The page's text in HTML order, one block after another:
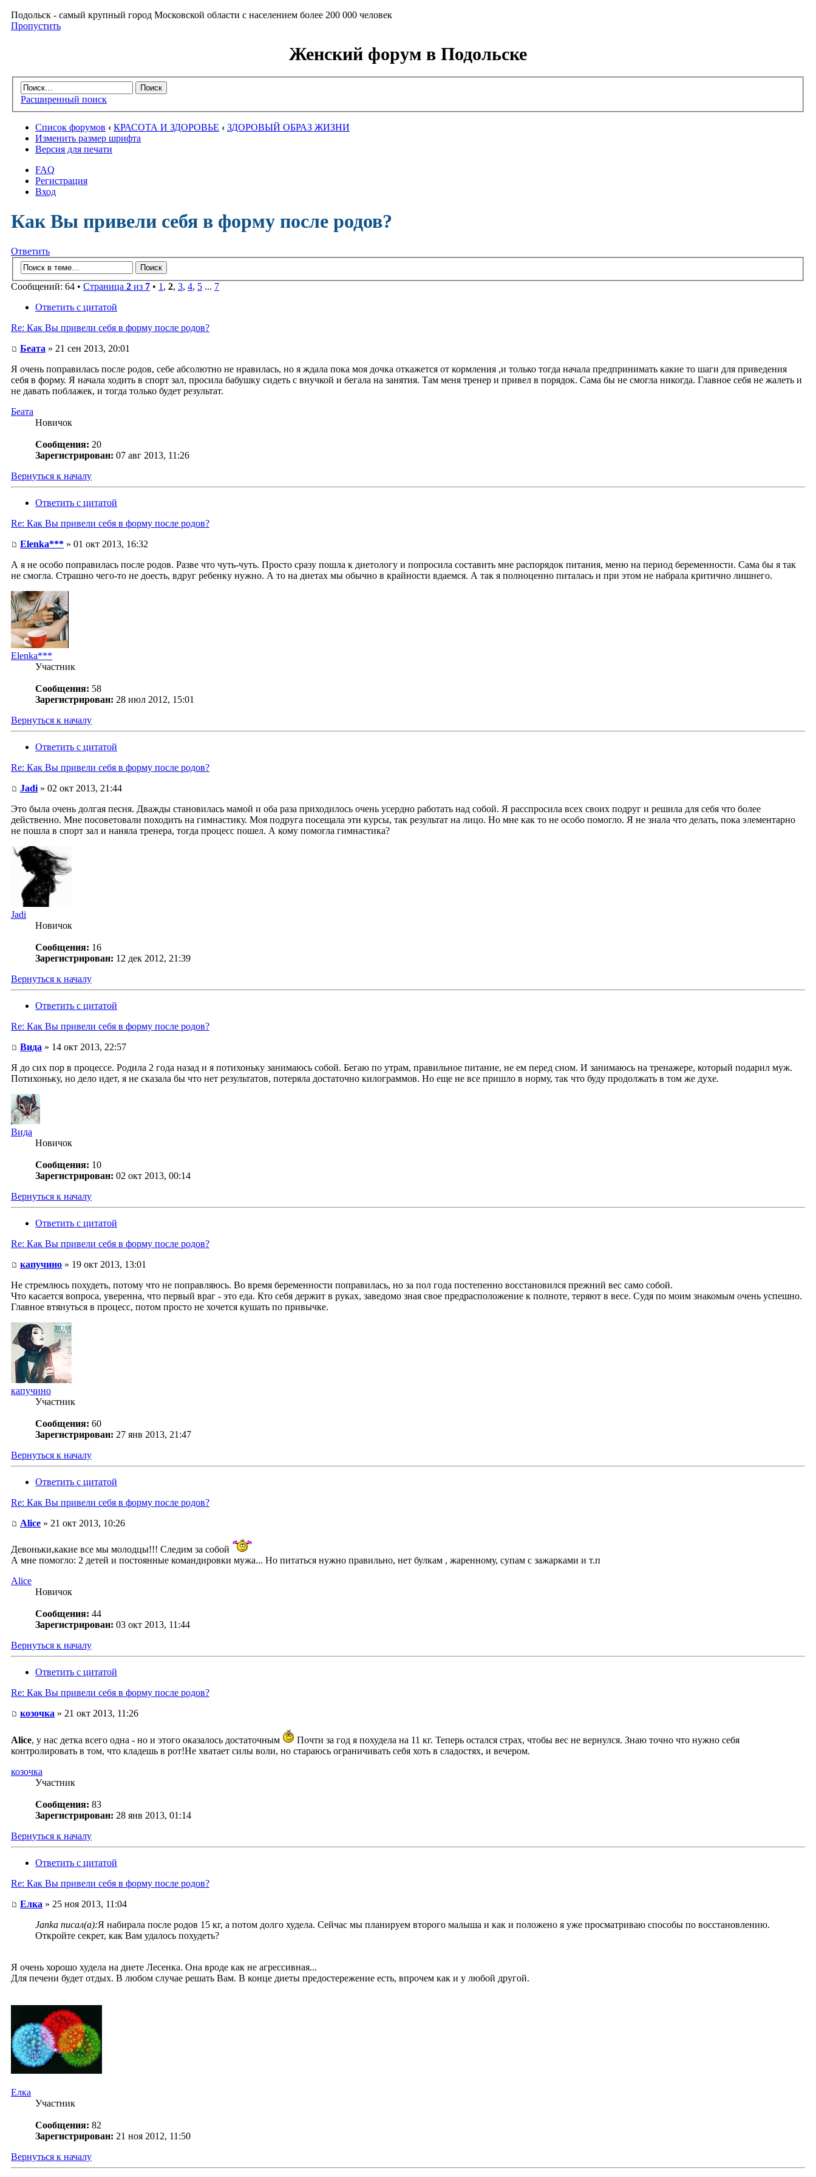
Подольск - самый крупный город Московской области с населением более 200 000 человек
Пропустить
Женский форум в Подольске
Расширенный поиск
Список форумов ‹ КРАСОТА И ЗДОРОВЬЕ ‹ ЗДОРОВЫЙ ОБРАЗ ЖИЗНИ
Изменить размер шрифта
Версия для печати
FAQ
Регистрация
Вход
Как Вы привели себя в форму после родов?
Ответить
Сообщений: 64 • Страница 2 из 7 • 1 , 2, 3, 4, 5 ... 7
Ответить с цитатой
Re: Как Вы привели себя в форму после родов?
Беата » 21 сен 2013, 20:01
Я очень поправилась после родов, себе абсолютно не нравилась, но я ждала пока моя дочка откажется от кормления ,и только тогда начала предпринимать какие то шаги для приведения
себя в форму. Я начала ходить в спорт зал, просила бабушку сидеть с внучкой и бегала на занятия. Там меня тренер и привел в порядок. Сама бы не смогла никогда. Главное себя не жалеть и
не давать поблажек, и тогда только будет результат.
Беата
Новичок
Сообщения: 20
Зарегистрирован: 07 авг 2013, 11:26
Вернуться к началу
Ответить с цитатой
Re: Как Вы привели себя в форму после родов?
Elenka*** » 01 окт 2013, 16:32
А я не особо поправилась после родов. Разве что чуть-чуть. Просто сразу пошла к диетологу и попросила составить мне распорядок питания, меню на период беременности. Сама бы я так
не смогла. Страшно чего-то не доесть, вдруг ребенку нужно. А то на диетах мы обычно в крайности вдаемся. А так я полноценно питалась и при этом не набрала критично лишнего.
Elenka***
Участник
Сообщения: 58
Зарегистрирован: 28 июл 2012, 15:01
Вернуться к началу
Ответить с цитатой
Re: Как Вы привели себя в форму после родов?
Jadi » 02 окт 2013, 21:44
Это была очень долгая песня. Дважды становилась мамой и оба раза приходилось очень усердно работать над собой. Я расспросила всех своих подруг и решила для себя что более
действенно. Мне посоветовали походить на гимнастику. Моя подруга посещала эти курсы, так результат на лицо. Но мне как то не особо помогло. Я не знала что делать, пока элементарно
не пошла в спорт зал и наняла тренера, тогда процесс пошел. А кому помогла гимнастика?
Jadi
Новичок
Сообщения: 16
Зарегистрирован: 12 дек 2012, 21:39
Вернуться к началу
Ответить с цитатой
Re: Как Вы привели себя в форму после родов?
Вида » 14 окт 2013, 22:57
Я до сих пор в процессе. Родила 2 года назад и я потихоньку занимаюсь собой. Бегаю по утрам, правильное питание, не ем перед сном. И занимаюсь на тренажере, который подарил муж.
Потихоньку, но дело идет, я не сказала бы что нет результатов, потеряла достаточно килограммов. Но еще не все пришло в норму, так что буду продолжать в том же духе.
Вида
Новичок
Сообщения: 10
Зарегистрирован: 02 окт 2013, 00:14
Вернуться к началу
Ответить с цитатой
Re: Как Вы привели себя в форму после родов?
капучино » 19 окт 2013, 13:01
Не стремлюсь похудеть, потому что не поправляюсь. Во время беременности поправилась, но за пол года постепенно восстановился прежний вес само собой.
Что касается вопроса, уверенна, что первый враг - это еда. Кто себя держит в руках, заведомо зная свое предрасположение к полноте, теряют в весе. Судя по моим знакомым очень успешно.
Главное втянуться в процесс, потом просто не хочется кушать по привычке.
капучино
Участник
Сообщения: 60
Зарегистрирован: 27 янв 2013, 21:47
Вернуться к началу
Ответить с цитатой
Re: Как Вы привели себя в форму после родов?
Alice » 21 окт 2013, 10:26
Девоньки,какие все мы молодцы!!! Следим за собой
А мне помогло: 2 детей и постоянные командировки мужа... Но питаться нужно правильно, нет булкам , жаренному, супам с зажарками и т.п
Alice
Новичок
Сообщения: 44
Зарегистрирован: 03 окт 2013, 11:44
Вернуться к началу
Ответить с цитатой
Re: Как Вы привели себя в форму после родов?
козочка » 21 окт 2013, 11:26
Alice, у нас детка всего одна - но и этого оказалось достаточным
Почти за год я похудела на 11 кг. Теперь остался страх, чтобы вес не вернулся. Знаю точно что нужно себя
контролировать в том, что кладешь в рот!Не хватает силы воли, но стараюсь ограничивать себя хоть в сладостях, и вечером.
козочка
Участник
Сообщения: 83
Зарегистрирован: 28 янв 2013, 01:14
Вернуться к началу
Ответить с цитатой
Re: Как Вы привели себя в форму после родов?
Елка » 25 ноя 2013, 11:04
Janka писал(а):Я набирала после родов 15 кг, а потом долго худела. Сейчас мы планируем второго малыша и как и положено я уже просматриваю способы по восстановлению.
Откройте секрет, как Вам удалось похудеть?
Я очень хорошо худела на диете Лесенка. Она вроде как не агрессивная...
Для печени будет отдых. В любом случае решать Вам. В конце диеты предостережение есть, впрочем как и у любой другой.
Елка
Участник
Сообщения: 82
Зарегистрирован: 21 ноя 2012, 11:50
Вернуться к началу